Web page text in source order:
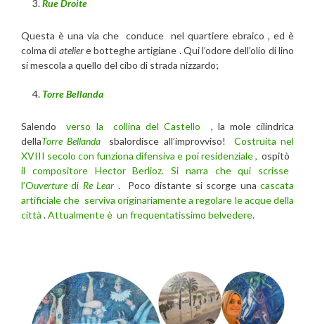
Rue Droite
Questa è una via che conduce nel quartiere ebraico , ed è
colma di ateliere botteghe artigiane . Qui l’odore dell’olio di lino
si mescola a quello del cibo di strada nizzardo;
Torre Bellanda
Salendoverso la collina del Castello
, la mole cilindrica
dellaTorre Bellanda sbalordisce all’improvviso! Costruita nel
XVIII secolo con funziona difensiva e poi residenziale , ospitò
il compositore Hector Berlioz. Si narra che qui scrisse
l’Ouverturedi Re Lear . Poco distante si scorge unacascata
artificiale che serviva originariamente a regolare le acque della
città .Attualmente è un frequentatissimo belvedere.